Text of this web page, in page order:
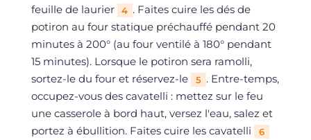
feuille de laurier
4 . Faites cuire les dés de
potiron au four statique préchauffé pendant 20
minutes à 200° (au four ventilé à 180° pendant
15 minutes). Lorsque le potiron sera ramolli,
sortez-le du four et réservez-le
5 . Entre-temps,
occupez-vous des cavatelli : mettez sur le feu
une casserole à bord haut, versez l'eau, salez et
portez à ébullition. Faites cuire les cavatelli
6